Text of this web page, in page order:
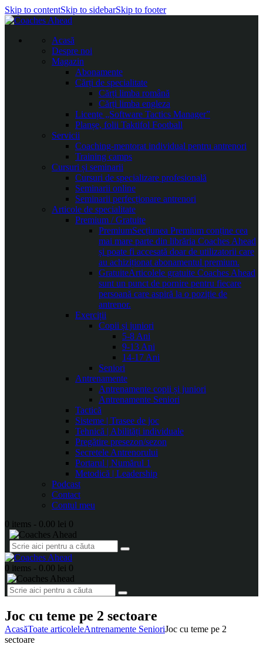
Skip to contentSkip to sidebarSkip to footer
Acasă
Despre noi
Magazin
Abonamente
Cărți de specialitate
Cărți limba română
Cărți limba engleza
Licențe „Software Tactics Manager”
Planșe, folii Taktifol Football
Servicii
Coaching-mentorat individual pentru antrenori
Training camps
Cursuri și seminarii
Cursuri de specializare profesională
Seminarii online
Seminarii perfecționare antrenori
Articole de specialitate
Premium / Gratuite
PremiumSecțiunea Premium conține cea
mai mare parte din librăria Coaches Ahead
și poate fi accesată doar de utilizatorii care
au achiziționat abonamentul premium.
GratuiteArticolele gratuite Coaches Ahead
sunt un punct de pornire pentru fiecare
persoană care aspiră la o poziție de
antrenor.
Exerciții
Copii și juniori
5-8 Ani
9-13 Ani
14-17 Ani
Seniori
Antrenamente
Antrenamente copii și juniori
Antrenamente Seniori
Tactică
Sisteme | Trasee de joc
Tehnică | Abilități individuale
Pregătire presezon/sezon
Secretele Antrenorului
Portarul | Numărul 1
Metodică | Leadership
Podcast
Contact
Contul meu
0 items - 0.00 lei 0
0 items - 0.00 lei 0
Joc cu teme pe 2 sectoare
AcasăToate articoleleAntrenamente SenioriJoc cu teme pe 2
sectoare